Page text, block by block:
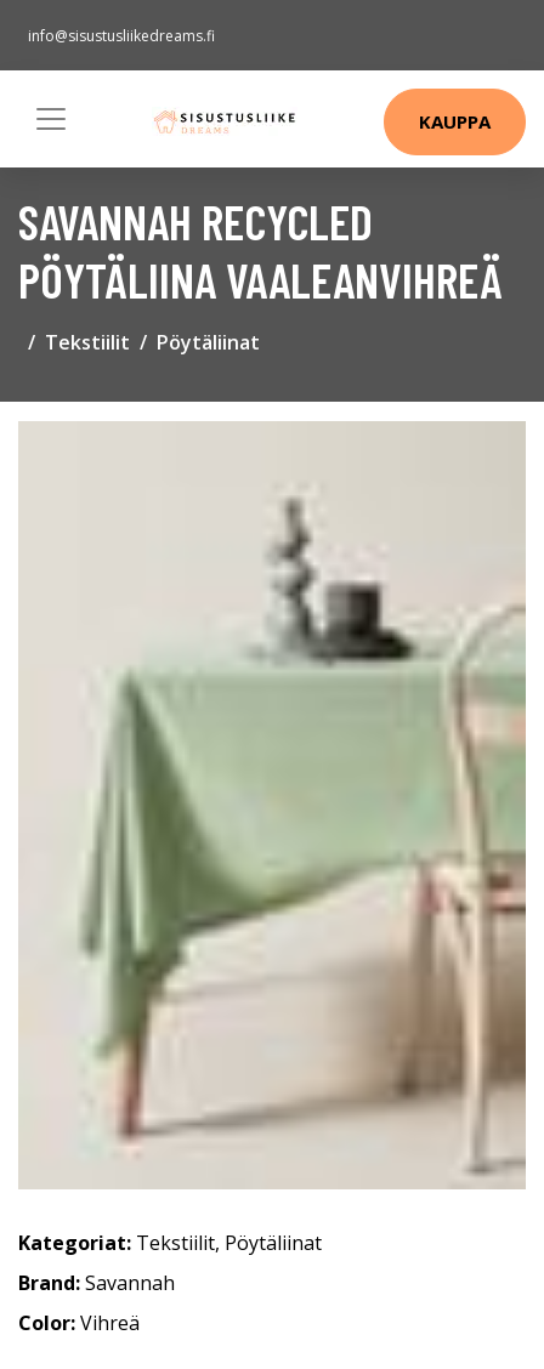
info@sisustusliikedreams.fi
KAUPPA
SAVANNAH RECYCLED
PÖYTÄLIINA VAALEANVIHREÄ
Tekstiilit Pöytäliinat
Kategoriat: Tekstiilit, Pöytäliinat
Brand:Savannah
Color:Vihreä